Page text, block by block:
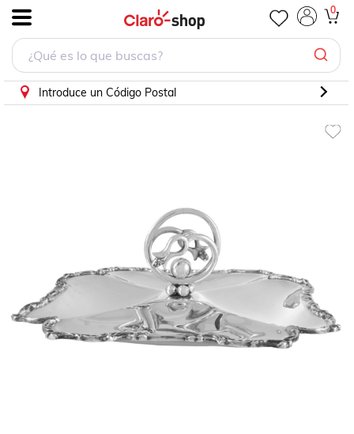
0
Introduce un Código Postal
753 Panera Oval Georgian 600Grs